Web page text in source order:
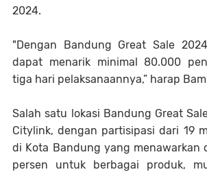
2024.
"Dengan Bandung Great Sale
dapat menarik minimal 80.000
tiga hari pelaksanaannya,” harap
Salah satu lokasi Bandung Great
Citylink, dengan partisipasi dari 19
di Kota Bandung yang menawarkan
persen untuk berbagai produk,